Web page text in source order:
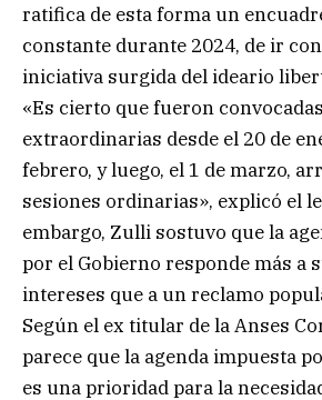
ratifica de esta forma un
constante durante 2024, de ir
iniciativa surgida del ideario
«Es cierto que fueron
extraordinarias desde el 20 de
febrero, y luego, el 1 de marzo,
sesiones ordinarias», explicó el
embargo, Zulli sostuvo que la
por el Gobierno responde más a
intereses que a un reclamo
Según el ex titular de la Anses
parece que la agenda impuesta
es una prioridad para la